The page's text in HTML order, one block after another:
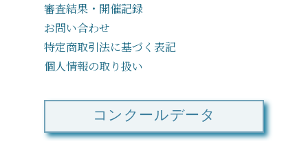
審査結果・開催記録
お問い合わせ
特定商取引法に基づく表記
個人情報の取り扱い
コンクールデータ